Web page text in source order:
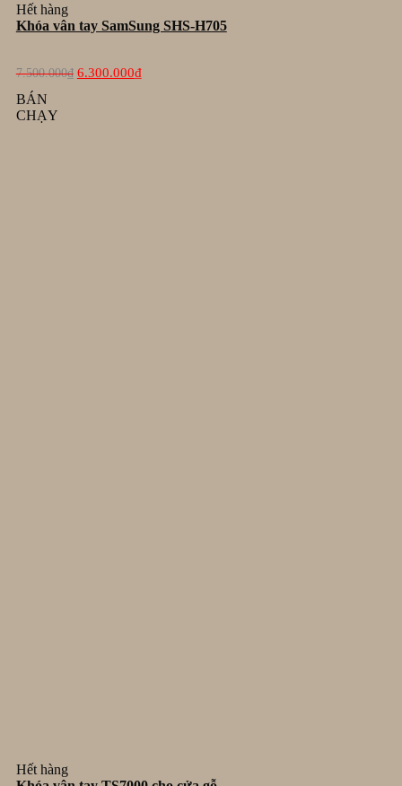
Hết hàng
Khóa vân tay SamSung SHS-H705
7.500.000₫
Giá
gốc
6.300.000₫Giá
hiện
BÁN
CHẠY
Hết hàng